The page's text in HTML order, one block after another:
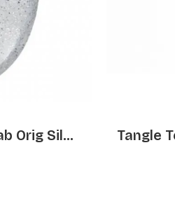
Orig Sil... Tangle